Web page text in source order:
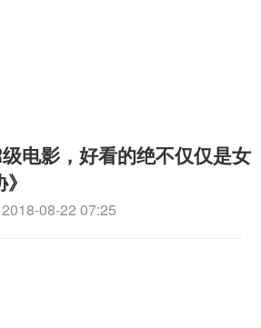
级电影，好看的绝不仅仅是女
08-22 07:25